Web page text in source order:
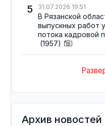
5 31.07.2026 19:51
В Рязанской
выпускных работ
потока кадровой
(1957)
Архив новостей